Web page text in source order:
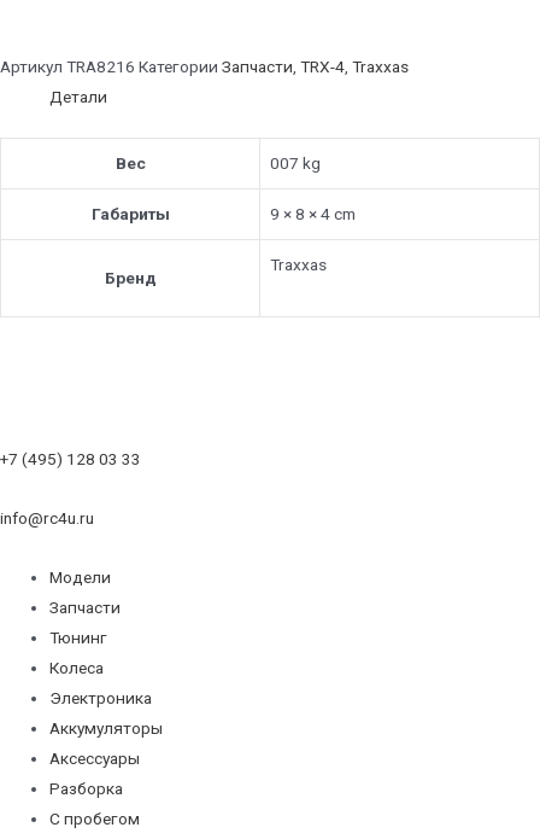
Артикул TRA8216 Категории Запчасти, TRX-4, Traxxas
Детали
Вес 007 kg
Габариты 9 × 8 × 4 cm
Бренд
Traxxas
+7 (495) 128 03 33
info@rc4u.ru
Модели
Запчасти
Тюнинг
Колеса
Электроника
Аккумуляторы
Аксессуары
Разборка
С пробегом